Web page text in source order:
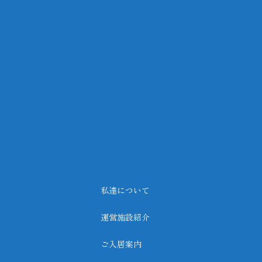
私達について
運営施設紹介
ご入居案内